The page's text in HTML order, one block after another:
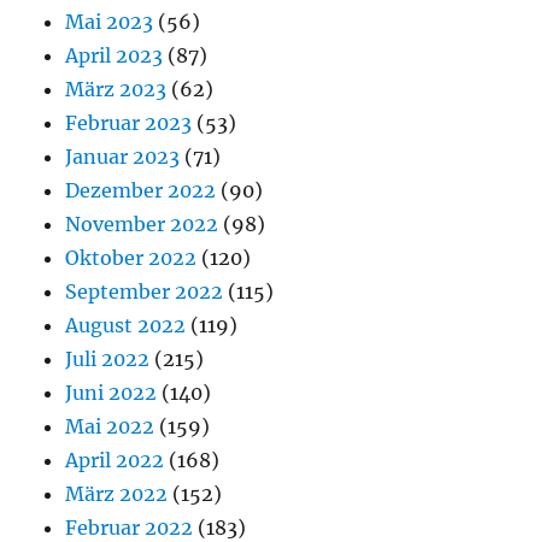
Mai 2023 (56)
April 2023 (87)
März 2023 (62)
Februar 2023 (53)
Januar 2023 (71)
Dezember 2022 (90)
November 2022 (98)
Oktober 2022 (120)
September 2022 (115)
August 2022 (119)
Juli 2022 (215)
Juni 2022 (140)
Mai 2022 (159)
April 2022 (168)
März 2022 (152)
Februar 2022 (183)